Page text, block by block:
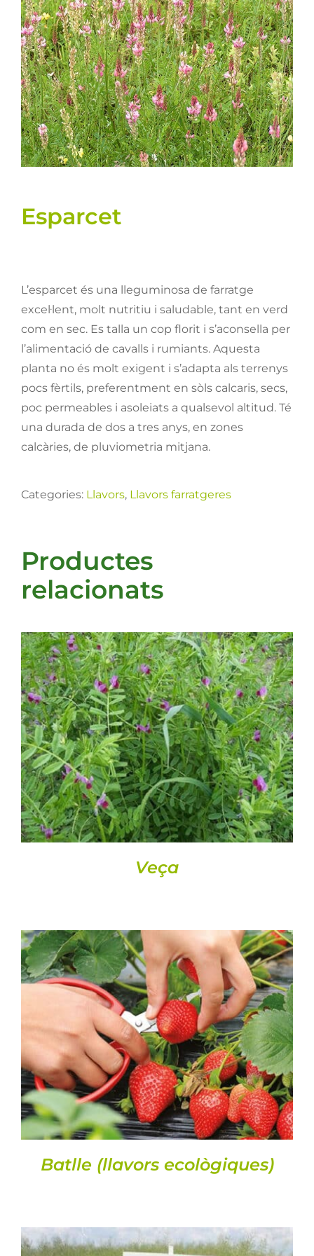
Llavors
Varis
Fitxes de producte
Cultius
Esparcet
L’esparcet és una lleguminosa de farratge
excel·lent, molt nutritiu i saludable, tant en verd
com en sec. Es talla un cop florit i s’aconsella per
l’alimentació de cavalls i rumiants. Aquesta
planta no és molt exigent i s’adapta als terrenys
pocs fèrtils, preferentment en sòls calcaris, secs,
poc permeables i asoleiats a qualsevol altitud. Té
una durada de dos a tres anys, en zones
calcàries, de pluviometria mitjana.
Categories: Llavors, Llavors farratgeres
Productes
relacionats
DETALLS
Veça
DETALLS
Batlle (llavors ecològiques)